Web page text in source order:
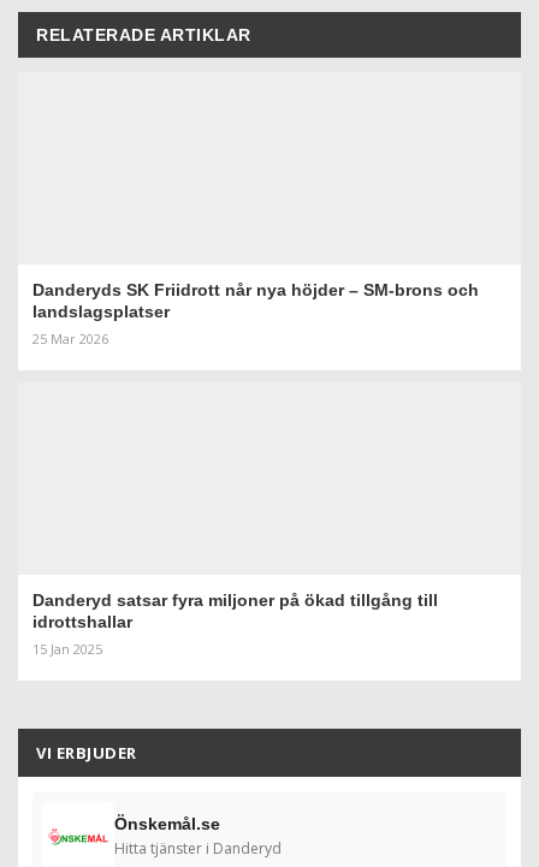
RELATERADE ARTIKLAR
Danderyds SK Friidrott når nya höjder – SM-brons och
landslagsplatser
25 Mar 2026
Danderyd satsar fyra miljoner på ökad tillgång till
idrottshallar
15 Jan 2025
VI ERBJUDER
Önskemål.se
Hitta tjänster i Danderyd